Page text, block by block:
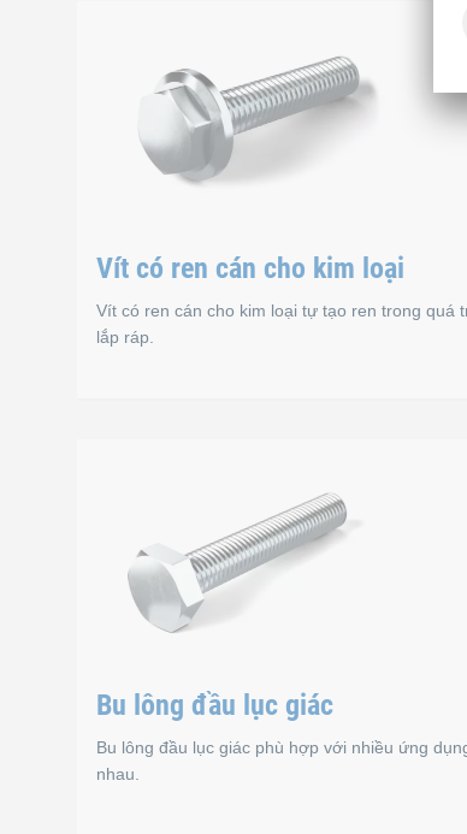
Vít có ren cán cho kim loại
Vít có ren cán cho kim loại tự tạo ren trong quá
lắp ráp.
Vít có ren cán cho kim loại tự tạo ren trong
Tiêu chuẩn
DIN 7500 D
Bu lông đầu lục giác
Bu lông đầu lục giác phù hợp với nhiều ứng
nhau.